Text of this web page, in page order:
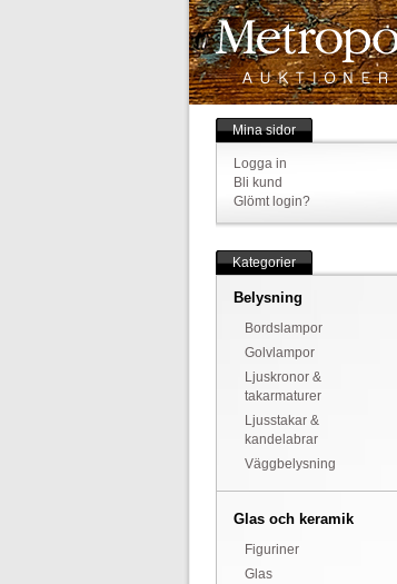
Mina sidor
Logga in
Bli kund
Glömt login?
Kategorier
Belysning
Bordslampor
Golvlampor
Ljuskronor &
takarmaturer
Ljusstakar &
kandelabrar
Väggbelysning
Glas och keramik
Figuriner
Glas